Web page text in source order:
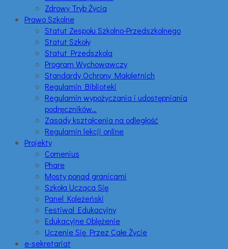
Zdrowy Tryb Życia
Prawo Szkolne
Statut Zespołu Szkolno-Przedszkolnego
Statut Szkoły
Statut Przedszkola
Program Wychowawczy
Standardy Ochrony Małoletnich
Regulamin Biblioteki
Regulamin wypożyczania i udostępniania
podręczników…
Zasady kształcenia na odległość
Regulamin lekcji online
Projekty
Comenius
Phare
Mosty ponad granicami
Szkoła Ucząca Się
Panel Koleżeński
Festiwal Edukacyjny
Edukacyjne Oblężenie
Uczenie Się Przez Całe Życie
e-sekretariat